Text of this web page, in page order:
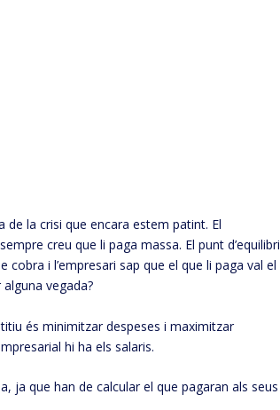
de la crisi que encara estem patint. El
creu que li paga massa. El punt d’equilibri
i l’empresari sap que el que li paga val el
vegada?
és minimitzar despeses i maximitzar
hi ha els salaris.
ja que han de calcular el que pagaran als seus